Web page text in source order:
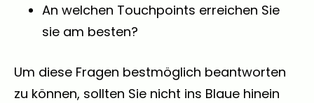
An welchen Touchpoints erreichen Sie
sie am besten?
Um diese Fragen bestmöglich beantworten
zu können, sollten Sie nicht ins Blaue hinein